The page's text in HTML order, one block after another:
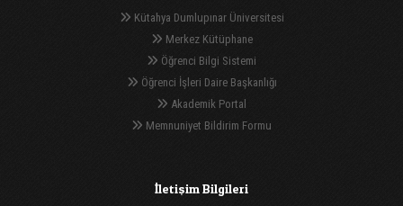
Kütahya Dumlupınar Üniversitesi
Merkez Kütüphane
Öğrenci Bilgi Sistemi
Öğrenci İşleri Daire Başkanlığı
Akademik Portal
Memnuniyet Bildirim Formu
İletişim Bilgileri